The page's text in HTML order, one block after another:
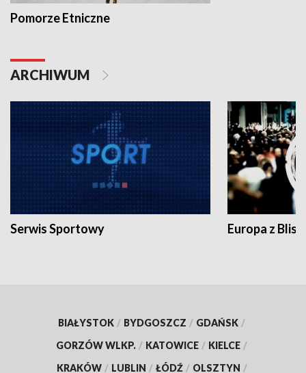
Pomorze Etniczne
ARCHIWUM
Serwis Sportowy Europa z
BIAŁYSTOK / BYDGOSZCZ / GDAŃSK /
GORZÓW WLKP. / KATOWICE / KIELCE /
KRAKÓW / LUBLIN / ŁÓDŹ / OLSZTYN /